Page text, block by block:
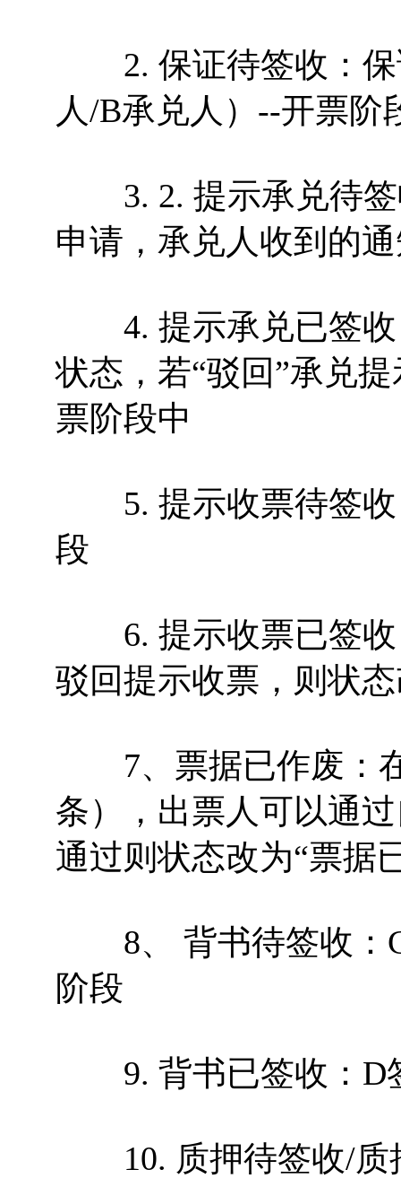
2. 保证待签收：保
人/B承兑人）--开票阶
3. 2. 提示承兑待签
申请，承兑人收到的
4. 提示承兑已签收
状态，若“驳回”承兑
票阶段中
5. 提示收票待签收
段
6. 提示收票已签收
驳回提示收票，则状
7、票据已作废：在
条），出票人可以通
通过则状态改为“票据
8、 背书待签收：C
阶段
9. 背书已签收：D
10. 质押待签收/质